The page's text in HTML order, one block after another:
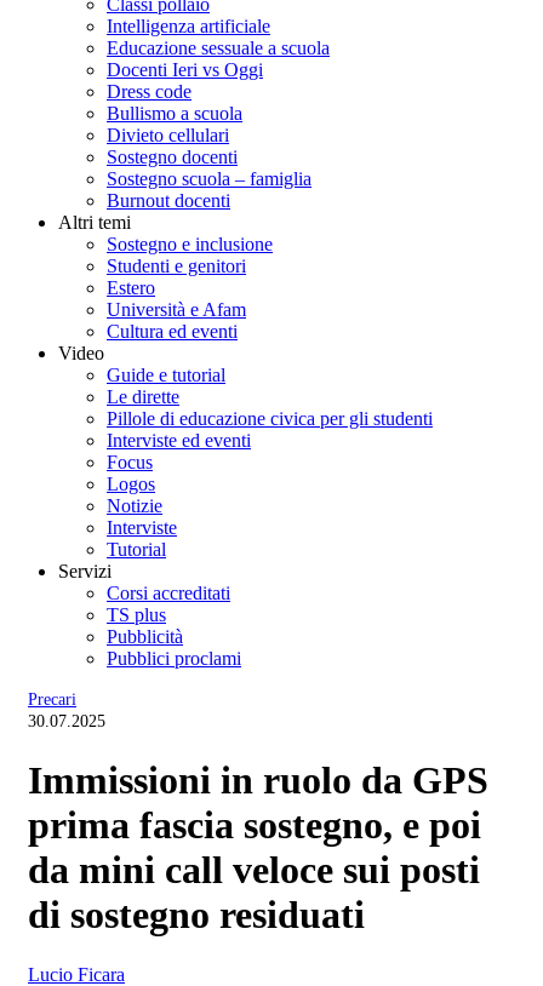
Classi pollaio
Intelligenza artificiale
Educazione sessuale a scuola
Docenti Ieri vs Oggi
Dress code
Bullismo a scuola
Divieto cellulari
Sostegno docenti
Sostegno scuola – famiglia
Burnout docenti
Altri temi
Sostegno e inclusione
Studenti e genitori
Estero
Università e Afam
Cultura ed eventi
Video
Guide e tutorial
Le dirette
Pillole di educazione civica per gli studenti
Interviste ed eventi
Focus
Logos
Notizie
Interviste
Tutorial
Servizi
Corsi accreditati
TS plus
Pubblicità
Pubblici proclami
Precari
30.07.2025
Immissioni in ruolo da GPS
prima fascia sostegno, e poi
da mini call veloce sui posti
di sostegno residuati
Lucio Ficara